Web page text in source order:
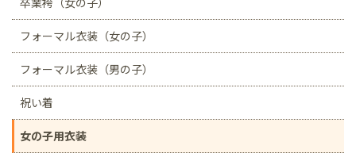
フォーマル衣装（女の子）
フォーマル衣装（男の子）
祝い着
女の子用衣装